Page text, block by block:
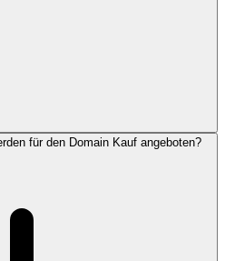
für den Domain Kauf angeboten?